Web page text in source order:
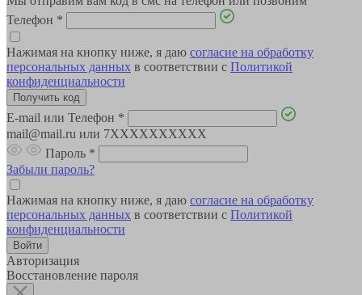
Телефон *
Нажимая на кнопку ниже, я даю согласие на обработку
персональных данных в соответствии с Политикой
конфиденциальности
E-mail или Телефон *
mail@mail.ru или 7XXXXXXXXXX
Пароль *
Забыли пароль?
Нажимая на кнопку ниже, я даю согласие на обработку
персональных данных в соответствии с Политикой
конфиденциальности
Авторизация
Восстановление пароля